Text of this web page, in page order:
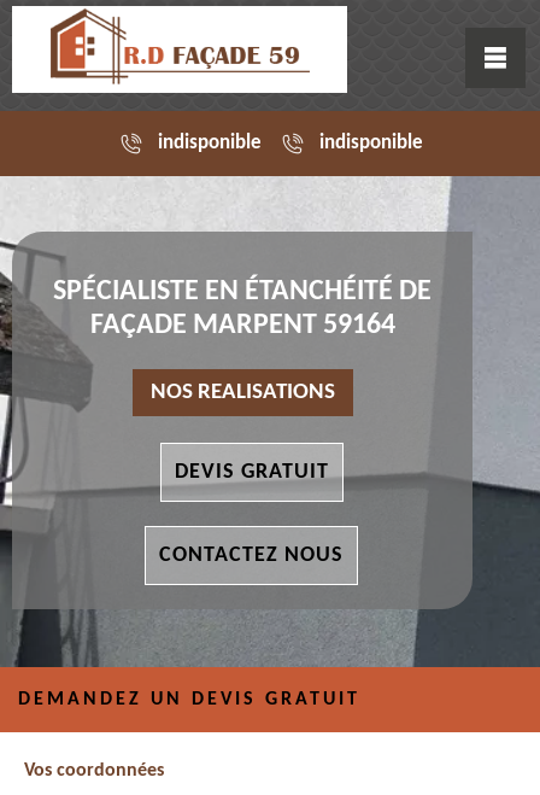
indisponible indisponible
SPÉCIALISTE EN ÉTANCHÉITÉ DE
FAÇADE MARPENT 59164
NOS REALISATIONS
DEVIS GRATUIT
CONTACTEZ NOUS
DEMANDEZ UN DEVIS GRATUIT
Vos coordonnées